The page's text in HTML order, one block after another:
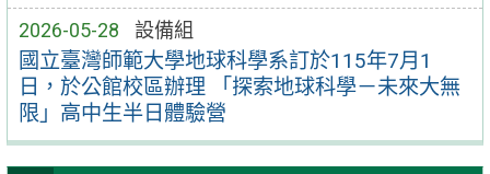
2026-05-28 設備組
國立臺灣師範大學地球科學系訂於115年7月1
日，於公館校區辦理 「探索地球科學－未來大無
限」高中生半日體驗營